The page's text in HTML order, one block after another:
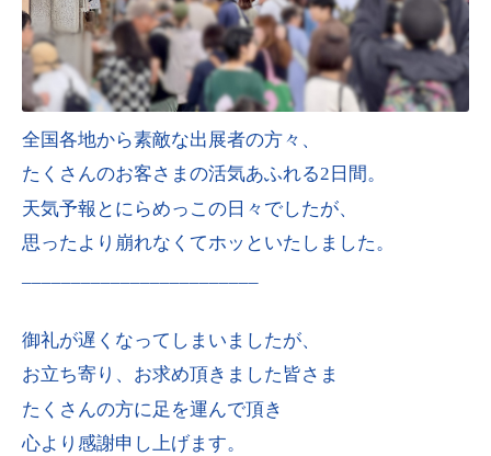
全国各地から素敵な出展者の方々、
たくさんのお客さまの活気あふれる2日間。
天気予報とにらめっこの日々でしたが、
思ったより崩れなくてホッといたしました。
御礼が遅くなってしまいましたが、
お立ち寄り、お求め頂きました皆さま
たくさんの方に足を運んで頂き
心より感謝申し上げます。